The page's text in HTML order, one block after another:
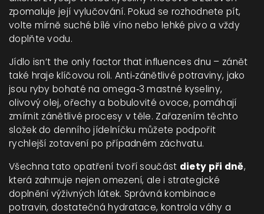
zpomaluje její vylučování. Pokud se rozhodnete pít,
volte mírně suché bílé víno nebo lehké pivo a vždy
doplňte vodu.
Jídlo isn’t the only factor that influences dnu – zánět
také hraje klíčovou roli. Anti‑zánětlivé potraviny, jako
jsou ryby bohaté na omega‑3 mastné kyseliny,
olivový olej, ořechy a bobulovité ovoce, pomáhají
zmírnit zánětlivé procesy v těle. Zařazením těchto
složek do denního jídelníčku můžete podpořit
rychlejší zotavení po případném záchvatu.
Všechna tato opatření tvoří součást diety při dně,
která zahrnuje nejen omezení, ale i strategické
doplnění výživných látek. Správná kombinace
potravin, dostatečná hydratace, kontrola váhy a